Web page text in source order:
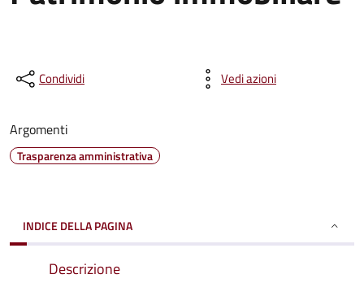
Condividi Vedi azioni
Argomenti
Trasparenza amministrativa
INDICE DELLA PAGINA
Descrizione